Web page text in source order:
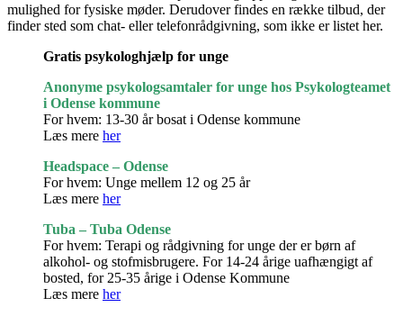
mulighed for fysiske møder. Derudover findes en række tilbud, der
finder sted som chat- eller telefonrådgivning, som ikke er listet her.
Gratis psykologhjælp for unge
Anonyme psykologsamtaler for unge hos Psykologteamet
i Odense kommune
For hvem: 13-30 år bosat i Odense kommune
Læs mere her
Headspace – Odense
For hvem: Unge mellem 12 og 25 år
Læs mere her
Tuba – Tuba Odense
For hvem: Terapi og rådgivning for unge der er børn af
alkohol- og stofmisbrugere. For 14-24 årige uafhængigt af
bosted, for 25-35 årige i Odense Kommune
Læs mere her